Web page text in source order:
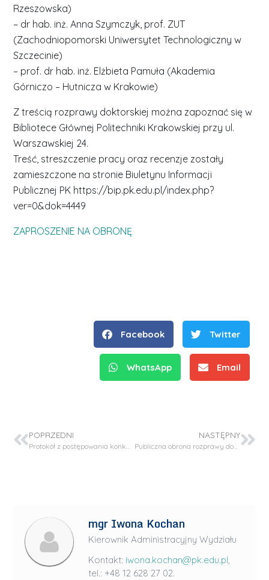
Rzeszowska)
– dr hab. inż. Anna Szymczyk, prof. ZUT
(Zachodniopomorski Uniwersytet Technologiczny w
Szczecinie)
– prof. dr hab. inż. Elżbieta Pamuła (Akademia
Górniczo – Hutnicza w Krakowie)
Z treścią rozprawy doktorskiej można zapoznać się w
Bibliotece Głównej Politechniki Krakowskiej przy ul.
Warszawskiej 24.
Treść, streszczenie pracy oraz recenzje zostały
zamieszczone na stronie Biuletynu Informacji
Publicznej PK https://bip.pk.edu.pl/index.php?
ver=0&dok=4449
ZAPROSZENIE NA OBRONĘ
Facebook Twitter
WhatsApp Email
POPRZEDNI
Protokół z postępowania konkursowego o przyznanie stypendium dla doktoranta – projekt SONATA BIS-11
NASTĘPNY
Publiczna obrona rozprawy doktorskiej – mgr inż. Filip Koper
mgr Iwona Kochan
Kierownik Administracyjny Wydziału
Kontakt: iwona.kochan@pk.edu.pl,
tel.: +48 12 628 27 02.